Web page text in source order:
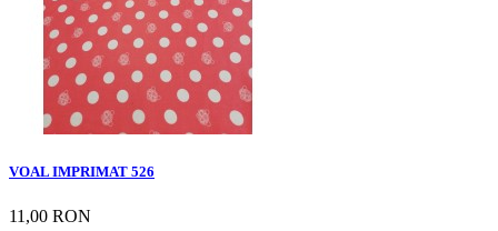
VOAL IMPRIMAT 526
11,00 RON